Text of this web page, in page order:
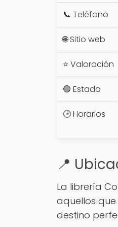
📞 Teléfono
🌐 Sitio web
⭐ Valoración
🟢 Estado
🕒 Horarios
📍
La librería
aquellos
destino